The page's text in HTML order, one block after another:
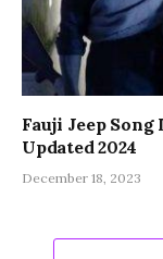
Fauji Jeep
Updated 2024
December 18, 2023